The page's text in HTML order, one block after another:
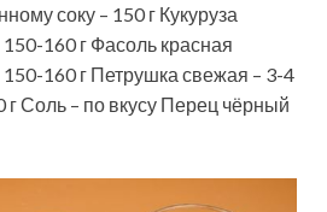
соку – 150 г Кукуруза
160 г Фасоль красная
160 г Петрушка свежая – 3-4
г Соль – по вкусу Перец чёрный